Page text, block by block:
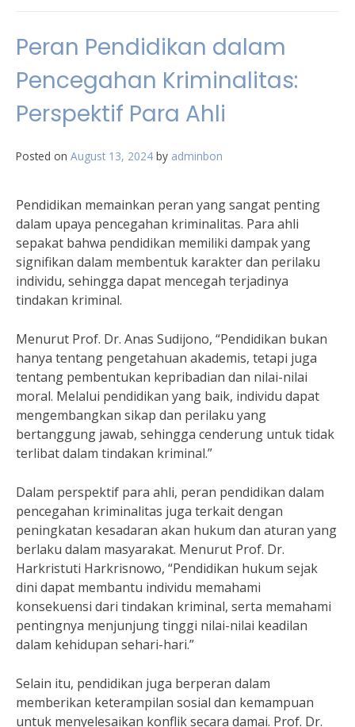
Peran Pendidikan dalam
Pencegahan Kriminalitas:
Perspektif Para Ahli
Posted on August 13, 2024 by adminbon
Pendidikan memainkan peran yang sangat penting
dalam upaya pencegahan kriminalitas. Para ahli
sepakat bahwa pendidikan memiliki dampak yang
signifikan dalam membentuk karakter dan perilaku
individu, sehingga dapat mencegah terjadinya
tindakan kriminal.
Menurut Prof. Dr. Anas Sudijono, “Pendidikan bukan
hanya tentang pengetahuan akademis, tetapi juga
tentang pembentukan kepribadian dan nilai-nilai
moral. Melalui pendidikan yang baik, individu dapat
mengembangkan sikap dan perilaku yang
bertanggung jawab, sehingga cenderung untuk tidak
terlibat dalam tindakan kriminal.”
Dalam perspektif para ahli, peran pendidikan dalam
pencegahan kriminalitas juga terkait dengan
peningkatan kesadaran akan hukum dan aturan yang
berlaku dalam masyarakat. Menurut Prof. Dr.
Harkristuti Harkrisnowo, “Pendidikan hukum sejak
dini dapat membantu individu memahami
konsekuensi dari tindakan kriminal, serta memahami
pentingnya menjunjung tinggi nilai-nilai keadilan
dalam kehidupan sehari-hari.”
Selain itu, pendidikan juga berperan dalam
memberikan keterampilan sosial dan kemampuan
untuk menyelesaikan konflik secara damai. Prof. Dr.